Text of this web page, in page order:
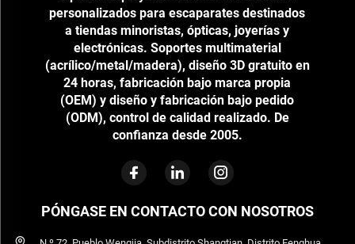
personalizados para escaparates destinados
a tiendas minoristas, ópticas, joyerías y
electrónicas. Soportes multimaterial
(acrílico/metal/madera), diseño 3D gratuito en
24 horas, fabricación bajo marca propia
(OEM) y diseño y fabricación bajo pedido
(ODM), control de calidad realizado. De
confianza desde 2005.
PÓNGASE EN CONTACTO CON NOSOTROS